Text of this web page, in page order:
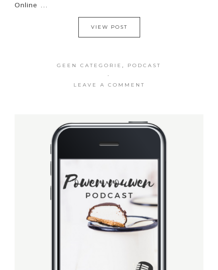
Online ...
VIEW POST
GEEN CATEGORIE , PODCAST
·
LEAVE A COMMENT